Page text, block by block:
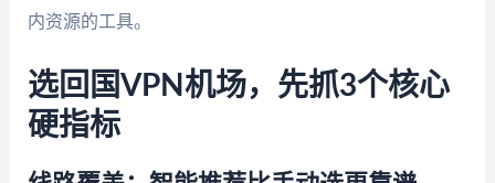
内资源的工具。
选回国VPN机场，先抓3个核心
硬指标